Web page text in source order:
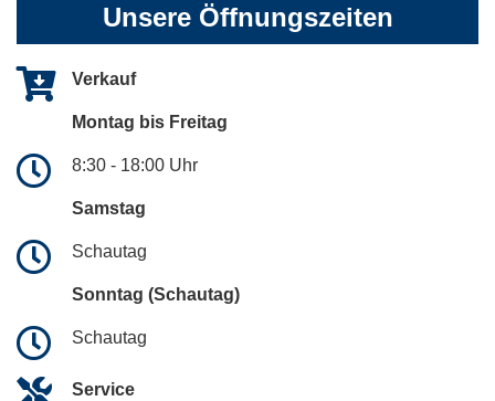
Unsere Öffnungszeiten
Verkauf
Montag bis Freitag
8:30 - 18:00 Uhr
Samstag
Schautag
Sonntag (Schautag)
Schautag
Service